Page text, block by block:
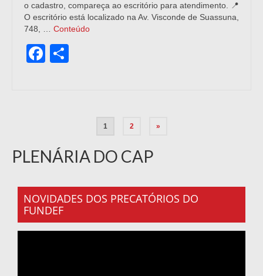
o cadastro, compareça ao escritório para atendimento. 📍
O escritório está localizado na Av. Visconde de Suassuna,
748, … Conteúdo
Facebook
1 2 »
PLENÁRIA DO CAP
NOVIDADES DOS PRECATÓRIOS DO
FUNDEF